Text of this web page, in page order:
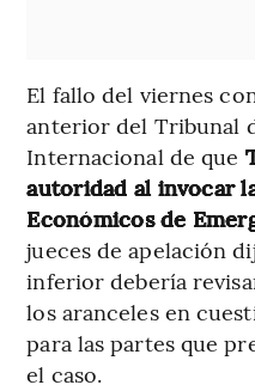
El fallo del viernes
anterior del Tribunal
Internacional de que
autoridad al invocar
Económicos de
jueces de apelación
inferior debería
los aranceles en
para las partes que
el caso.